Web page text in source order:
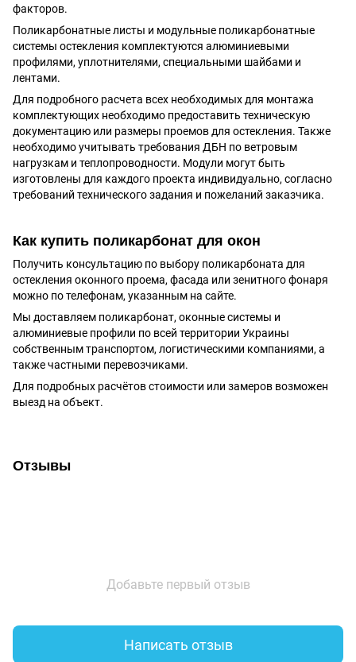
факторов.
Поликарбонатные листы и модульные поликарбонатные
системы остекления комплектуются алюминиевыми
профилями, уплотнителями, специальными шайбами и
лентами.
Для подробного расчета всех необходимых для монтажа
комплектующих необходимо предоставить техническую
документацию или размеры проемов для остекления. Также
необходимо учитывать требования ДБН по ветровым
нагрузкам и теплопроводности. Модули могут быть
изготовлены для каждого проекта индивидуально, согласно
требований технического задания и пожеланий заказчика.
Как купить поликарбонат для окон
Получить консультацию по выбору поликарбоната для
остекления оконного проема, фасада или зенитного фонаря
можно по телефонам, указанным на сайте.
Мы доставляем поликарбонат, оконные системы и
алюминиевые профили по всей территории Украины
собственным транспортом, логистическими компаниями, а
также частными перевозчиками.
Для подробных расчётов стоимости или замеров возможен
выезд на объект.
Отзывы
Добавьте первый отзыв
Написать отзыв